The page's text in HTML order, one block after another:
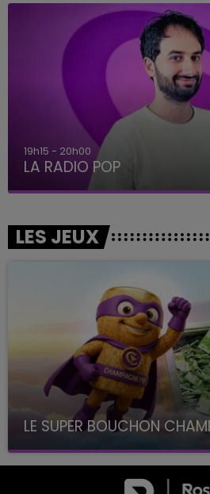
19h15 - 20h00
LA RADIO POP
LES JEUX
LE SUPER BOUCHON
avec La Famille Champagne